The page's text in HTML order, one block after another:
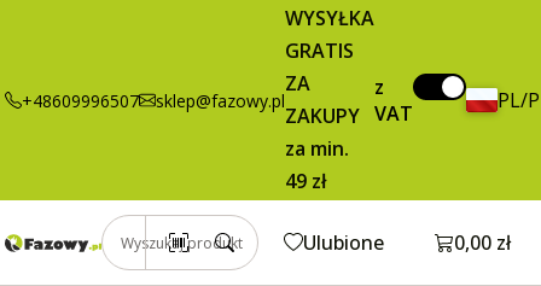
+48609996507 sklep@fazowy.pl
WYSYŁKA
GRATIS
ZA
ZAKUPY
za min.
49 zł
z
VAT
PL/
Wyszukaj produkt Ulubione Otwórz
0,00 zł